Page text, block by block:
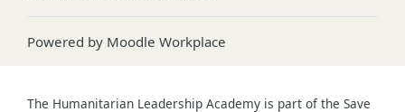
Powered by Moodle Workplace
The Humanitarian Leadership Academy is part of the Save